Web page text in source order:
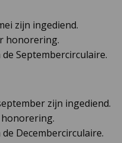
zijn ingediend.
honorering.
Septembercirculaire.
zijn ingediend.
Decembercirculaire.